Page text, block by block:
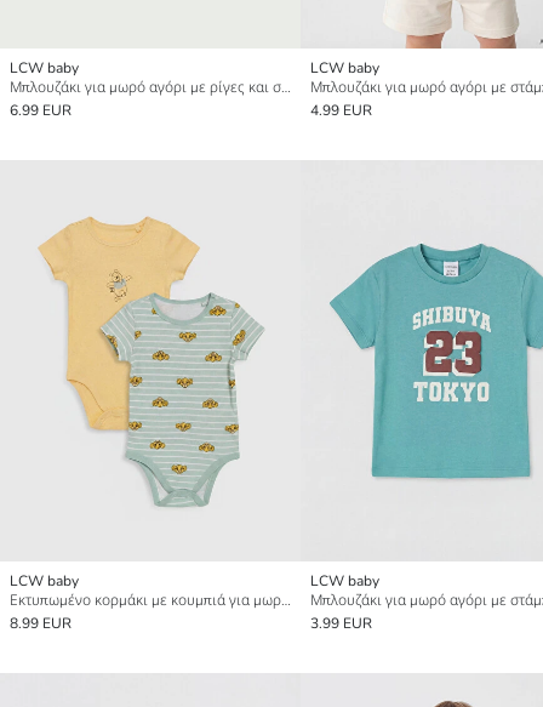
LCW baby
Μπλουζάκι για μωρό αγόρι με ρίγες και στρογγυλή λαιμόκοψη, συσκευασία 2 τεμαχίων
6.99 EUR
LCW baby
4.99 EUR
LCW baby
Εκτυπωμένο κορμάκι με κουμπιά για μωρό αγόρι 2 τεμάχια
8.99 EUR
LCW baby
3.99 EUR